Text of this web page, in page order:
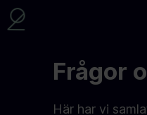
Frågor
Här har vi